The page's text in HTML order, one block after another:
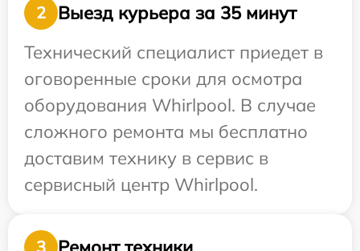
2
Выезд курьера за 35 минут
Технический специалист приедет в
оговоренные сроки для осмотра
оборудования Whirlpool. В случае
сложного ремонта мы бесплатно
доставим технику в сервис в
сервисный центр Whirlpool.
3